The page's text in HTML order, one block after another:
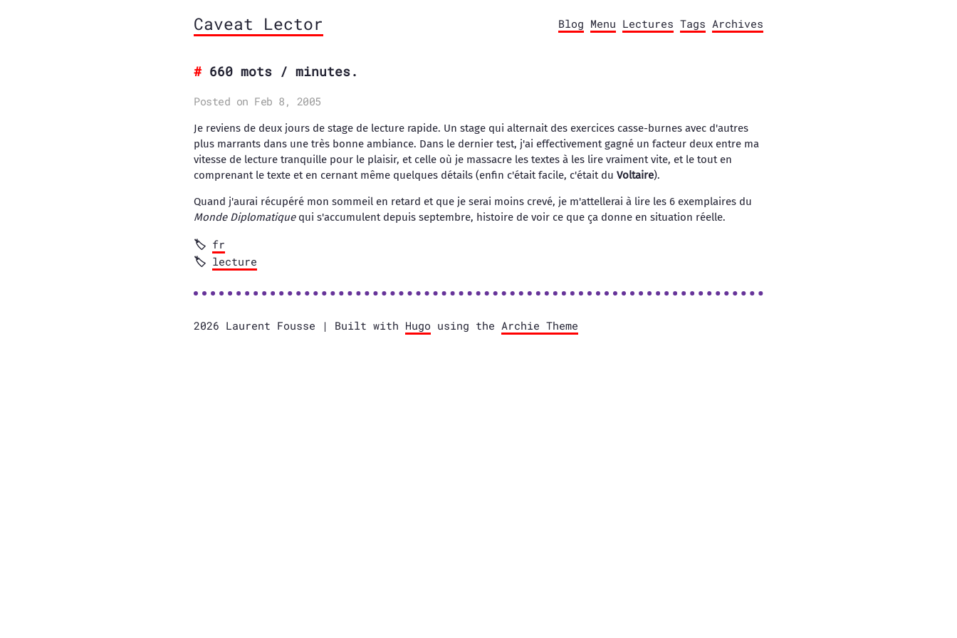
Caveat Lector Blog Menu Lectures Tags Archives
660 mots / minutes.
Posted on Feb 8, 2005
Je reviens de deux jours de stage de lecture rapide. Un stage qui alternait des exercices casse-burnes avec d'autres
plus marrants dans une très bonne ambiance. Dans le dernier test, j'ai effectivement gagné un facteur deux entre ma
vitesse de lecture tranquille pour le plaisir, et celle où je massacre les textes à les lire vraiment vite, et le tout en
comprenant le texte et en cernant même quelques détails (enfin c'était facile, c'était du Voltaire).
Quand j'aurai récupéré mon sommeil en retard et que je serai moins crevé, je m'attellerai à lire les 6 exemplaires du
Monde Diplomatiquequi s'accumulent depuis septembre, histoire de voir ce que ça donne en situation réelle.
fr
lecture
2026 Laurent Fousse | Built with Hugo using the Archie Theme